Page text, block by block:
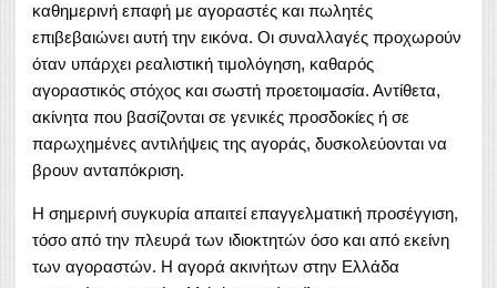
καθημερινή επαφή με αγοραστές και πωλητές
επιβεβαιώνει αυτή την εικόνα. Οι συναλλαγές προχωρούν
όταν υπάρχει ρεαλιστική τιμολόγηση, καθαρός
αγοραστικός στόχος και σωστή προετοιμασία. Αντίθετα,
ακίνητα που βασίζονται σε γενικές προσδοκίες ή σε
παρωχημένες αντιλήψεις της αγοράς, δυσκολεύονται να
βρουν ανταπόκριση.
Η σημερινή συγκυρία απαιτεί επαγγελματική προσέγγιση,
τόσο από την πλευρά των ιδιοκτητών όσο και από εκείνη
των αγοραστών. Η αγορά ακινήτων στην Ελλάδα